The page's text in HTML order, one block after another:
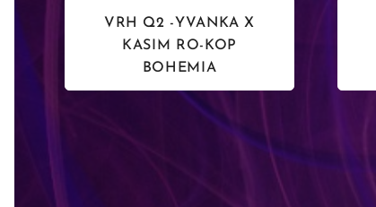
VRH Q2 -YVANKA X
KASIM RO-KOP
BOHEMIA